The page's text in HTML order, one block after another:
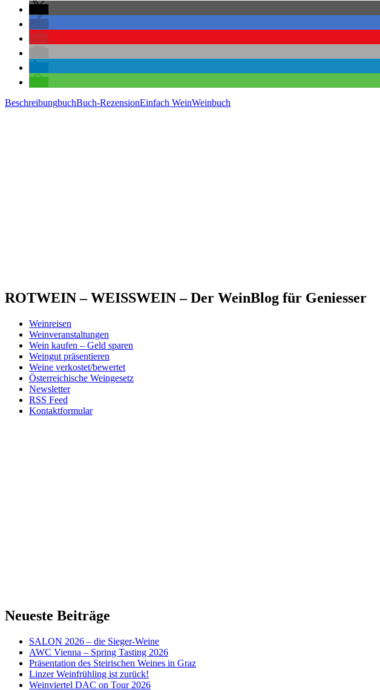
BeschreibungbuchBuch-RezensionEinfach WeinWeinbuch
ROTWEIN – WEISSWEIN – Der WeinBlog für Geniesser
Weinreisen
Weinveranstaltungen
Wein kaufen – Geld sparen
Weingut präsentieren
Weine verkostet/bewertet
Österreichische Weingesetz
Newsletter
RSS Feed
Kontaktformular
Neueste Beiträge
SALON 2026 – die Sieger-Weine
AWC Vienna – Spring Tasting 2026
Präsentation des Steirischen Weines in Graz
Linzer Weinfrühling ist zurück!
Weinviertel DAC on Tour 2026